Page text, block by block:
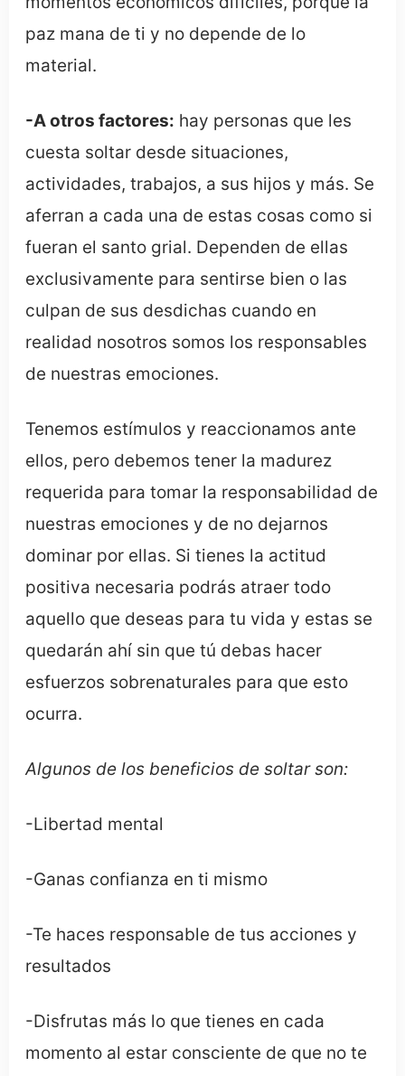
paz mana de ti y no depende de lo
material.
-A otros factores: hay personas que les
cuesta soltar desde situaciones,
actividades, trabajos, a sus hijos y más. Se
aferran a cada una de estas cosas como si
fueran el santo grial. Dependen de ellas
exclusivamente para sentirse bien o las
culpan de sus desdichas cuando en
realidad nosotros somos los responsables
de nuestras emociones.
Tenemos estímulos y reaccionamos ante
ellos, pero debemos tener la madurez
requerida para tomar la responsabilidad de
nuestras emociones y de no dejarnos
dominar por ellas. Si tienes la actitud
positiva necesaria podrás atraer todo
aquello que deseas para tu vida y estas se
quedarán ahí sin que tú debas hacer
esfuerzos sobrenaturales para que esto
ocurra.
Algunos de los beneficios de soltar son:
-Libertad mental
-Ganas confianza en ti mismo
-Te haces responsable de tus acciones y
resultados
-Disfrutas más lo que tienes en cada
momento al estar consciente de que no te